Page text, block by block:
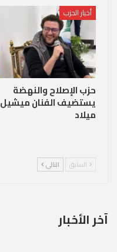
أخبار الحزب
حزب الإصلاح والنهضة
يستضيف الفنان ميشيل
ميلاد
السابق التالي
آخر الأخبار